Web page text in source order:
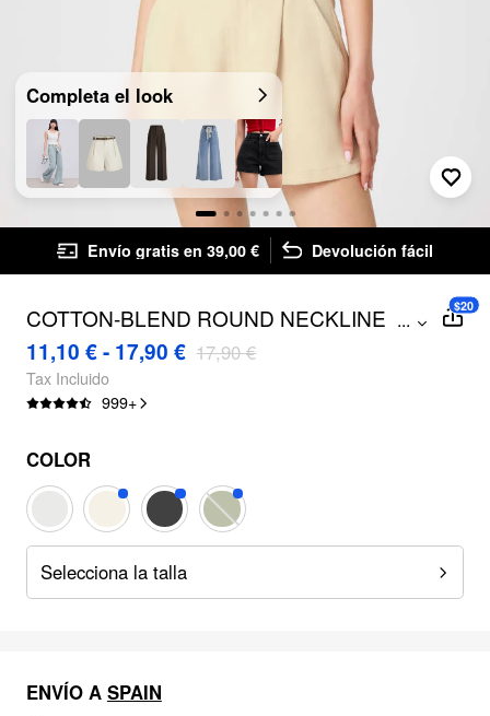
Completa el look
Envío gratis en 39,00 € Devolución fácil
COTTON-BLEND ROUND NECKLINE
OVERSIZED CROP TOP
...
11,10 € - 17,90 € 17,90 €
Tax Incluido
999+
$20
COLOR
Selecciona la talla
ENVÍO A SPAIN